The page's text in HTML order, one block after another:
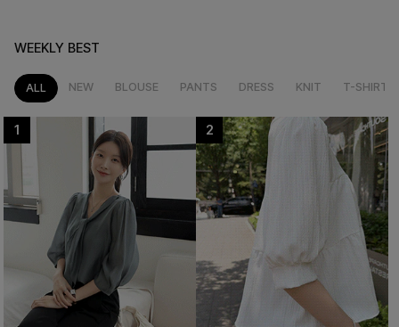
WEEKLY BEST
ALL NEW BLOUSE PANTS DRESS KNIT T-SHIRT